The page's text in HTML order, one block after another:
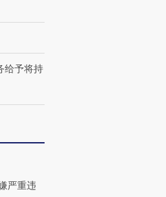
视线｜“入侵”还是“人道危
机”？难民潮撕裂西班牙
对
CFO：不靠规模取胜，华
住三大增长引擎是什么？
给予将持
严重违